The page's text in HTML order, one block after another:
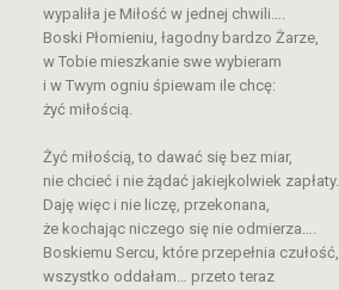
wypaliła je Miłość w jednej chwili….
Boski Płomieniu, łagodny bardzo Żarze,
w Tobie mieszkanie swe wybieram
i w Twym ogniu śpiewam ile chcę:
żyć miłością.
Żyć miłością, to dawać się bez miar,
nie chcieć i nie żądać jakiejkolwiek zapłaty.
Daję więc i nie liczę, przekonana,
że kochając niczego się nie odmierza….
Boskiemu Sercu, które przepełnia czułość,
wszystko oddałam… przeto teraz